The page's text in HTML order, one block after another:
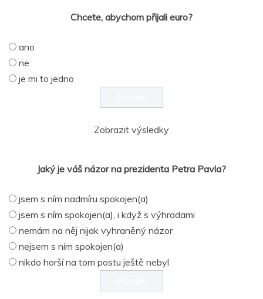
Chcete, abychom přijali euro?
ano
ne
je mi to jedno
Zobrazit výsledky
Jaký je váš názor na prezidenta Petra Pavla?
jsem s ním nadmíru spokojen(a)
jsem s ním spokojen(a), i když s výhradami
nemám na něj nijak vyhraněný názor
nejsem s ním spokojen(a)
nikdo horší na tom postu ještě nebyl